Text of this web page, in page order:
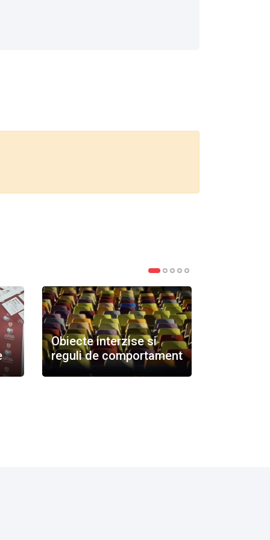
Obiecte interzise si
reguli de comportament